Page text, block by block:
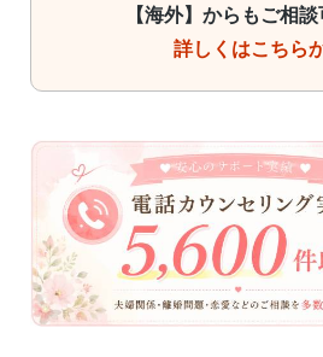
【海外】からもご相談
詳しくはこちら